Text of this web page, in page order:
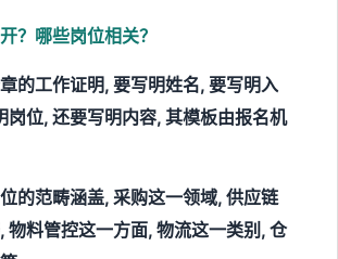
？哪些岗位相关？
的工作证明, 要写明姓名, 要写明入
岗位, 还要写明内容, 其模板由报名机
的范畴涵盖, 采购这一领域, 供应链
物料管控这一方面, 物流这一类别, 仓